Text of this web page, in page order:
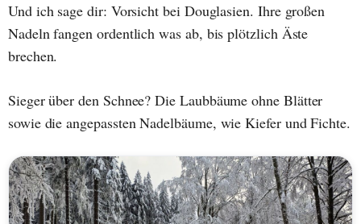
Und ich sage dir: Vorsicht bei Douglasien. Ihre großen
Nadeln fangen ordentlich was ab, bis plötzlich Äste
brechen.
Sieger über den Schnee? Die Laubbäume ohne Blätter
sowie die angepassten Nadelbäume, wie Kiefer und Fichte.